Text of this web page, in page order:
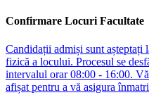
Confirmare Locuri Facultate
Candidații admiși sunt așteptați
fizică a locului. Procesul se
intervalul orar 08:00 - 16:00.
afișat pentru a vă asigura